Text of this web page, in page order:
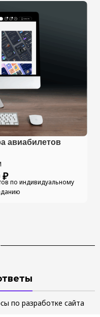
авиабилетов
₽ по индивидуальному
по разработке сайта